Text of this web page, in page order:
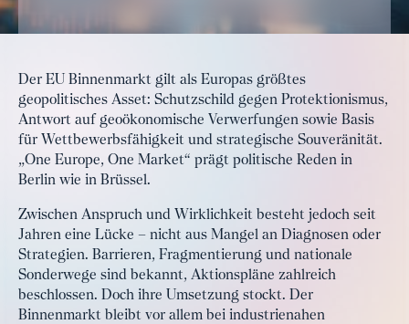
Der EU Binnenmarkt gilt als Europas größtes
geopolitisches Asset: Schutzschild gegen Protektionismus,
Antwort auf geoökonomische Verwerfungen sowie Basis
für Wettbewerbsfähigkeit und strategische Souveränität.
„One Europe, One Market“ prägt politische Reden in
Berlin wie in Brüssel.
Zwischen Anspruch und Wirklichkeit besteht jedoch seit
Jahren eine Lücke – nicht aus Mangel an Diagnosen oder
Strategien. Barrieren, Fragmentierung und nationale
Sonderwege sind bekannt, Aktionspläne zahlreich
beschlossen. Doch ihre Umsetzung stockt. Der
Binnenmarkt bleibt vor allem bei industrienahen